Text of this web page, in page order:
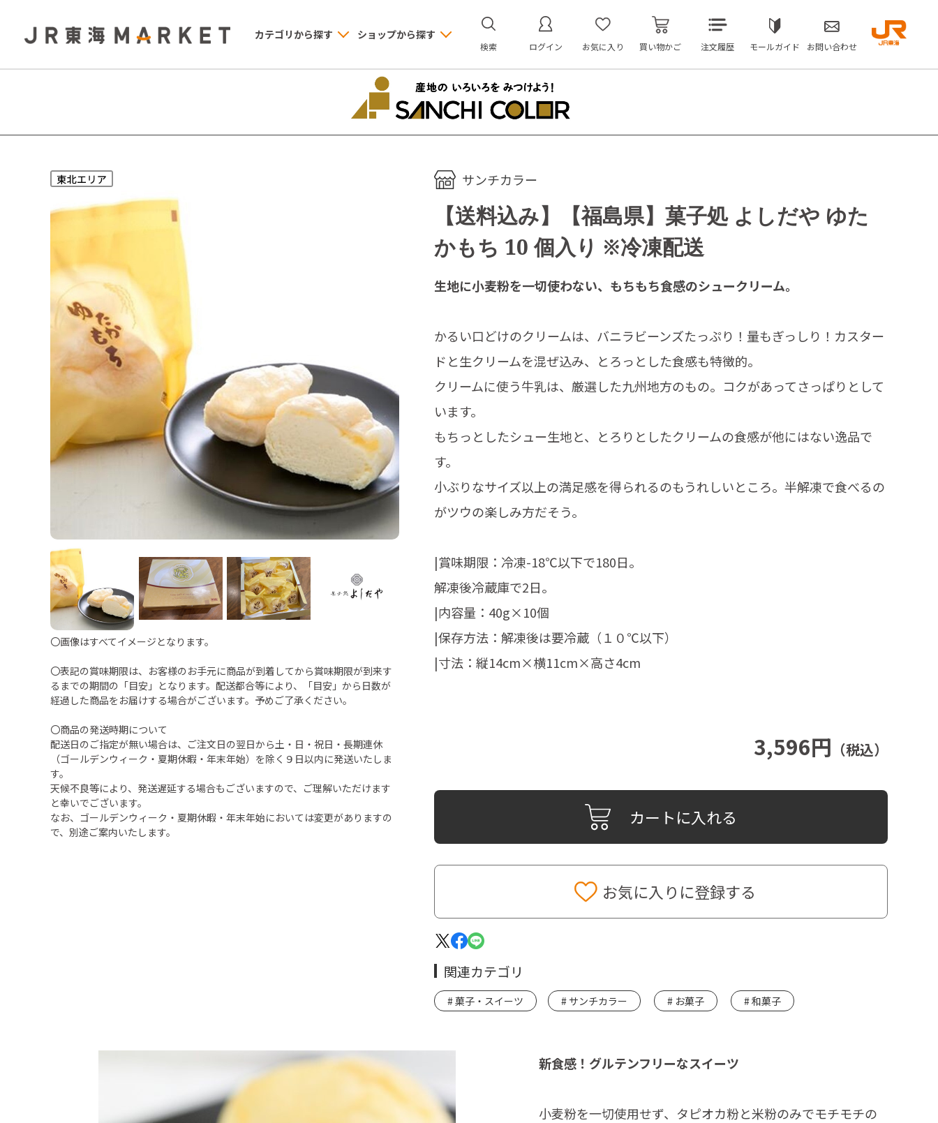
カテゴリから探す ショップから探す
検索 ログイン お気に入り 買い物かご 注文履歴 モールガイド お問い合わせ
〇画像はすべてイメージとなります。
〇表記の賞味期限は、お客様のお手元に商品が到着してから賞味期限が到来す
るまでの期間の「目安」となります。配送都合等により、「目安」から日数が
経過した商品をお届けする場合がございます。予めご了承ください。
〇商品の発送時期について
配送日のご指定が無い場合は、ご注文日の翌日から土・日・祝日・長期連休
（ゴールデンウィーク・夏期休暇・年末年始）を除く９日以内に発送いたしま
す。
天候不良等により、発送遅延する場合もございますので、ご理解いただけます
と幸いでございます。
なお、ゴールデンウィーク・夏期休暇・年末年始においては変更がありますの
で、別途ご案内いたします。
サンチカラー
【送料込み】【福島県】菓子処 よしだや ゆた
かもち 10 個入り ※冷凍配送
3,596円 （税込）
カートに入れる
お気に入りに登録する
生地に小麦粉を一切使わない、もちもち食感のシュークリーム。
かるい口どけのクリームは、バニラビーンズたっぷり！量もぎっしり！カスター
ドと生クリームを混ぜ込み、とろっとした食感も特徴的。
クリームに使う牛乳は、厳選した九州地方のもの。コクがあってさっぱりとして
います。
もちっとしたシュー生地と、とろりとしたクリームの食感が他にはない逸品で
す。
小ぶりなサイズ以上の満足感を得られるのもうれしいところ。半解凍で食べるの
がツウの楽しみ方だそう。
|賞味期限：冷凍-18℃以下で180日｡
解凍後冷蔵庫で2日。
|内容量：40g×10個
|保存方法：解凍後は要冷蔵（１０℃以下）
|寸法：縦14cm×横11cm×高さ4cm
関連カテゴリ
菓子・スイーツ サンチカラー お菓子 和菓子
新食感！グルテンフリーなスイーツ
小麦粉を一切使用せず、タピオカ粉と米粉のみでモチモチの